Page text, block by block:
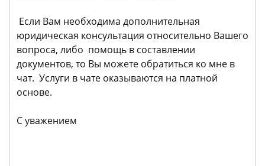
Если Вам необходима дополнительная
юридическая консультация относительно Вашего
вопроса, либо помощь в составлении
документов, то Вы можете обратиться ко мне в
чат. Услуги в чате оказываются на платной
основе.
С уважением